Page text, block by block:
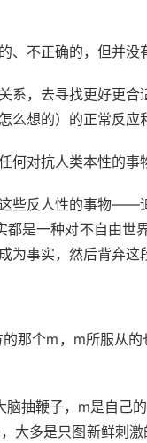
、不正确的，但并没
系，去寻找更好更
么想的）的正常反应
何对抗人类本性的事
些反人性的事物——
都是一种对不自由
为事实，然后背弃这
那个m，m所服从
抽鞭子，m是自己
大多是只图新鲜刺